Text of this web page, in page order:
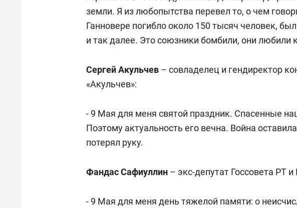
земли. Я из любопытства перевел то, о чем
Ганновере погибло около 150 тысяч человек,
и так далее. Это союзники бомбили, они любили
Сергей Акульчев – совладелец и гендиректор
«Акульчев»:
- 9 Мая для меня святой праздник. Спасенные
Поэтому актуальность его вечна. Война
потерял руку.
Фандас Сафиуллин – экс-депутат Госсовета РТ
- 9 Мая для меня день тяжелой памяти: о